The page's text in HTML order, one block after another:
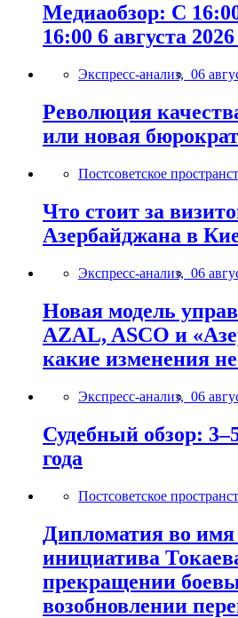
Медиаобзор: С
16:00 6 августа 2026
Экспресс-анализ, 06
Революция
или новая
Постсоветское
Что стоит за
Азербайджана в
Экспресс-анализ, 06
Новая модель
AZAL, ASCO и
какие изменения
Экспресс-анализ, 06
Судебный обзор:
года
Постсоветское
Дипломатия во
инициатива
прекращении
возобновлении